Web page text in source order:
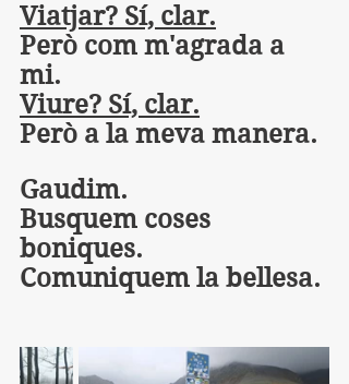
Viatjar? Sí, clar.
Però com m'agrada a
mi.
Viure? Sí, clar.
Però a la meva manera.
Gaudim.
Busquem coses
boniques.
Comuniquem la bellesa.